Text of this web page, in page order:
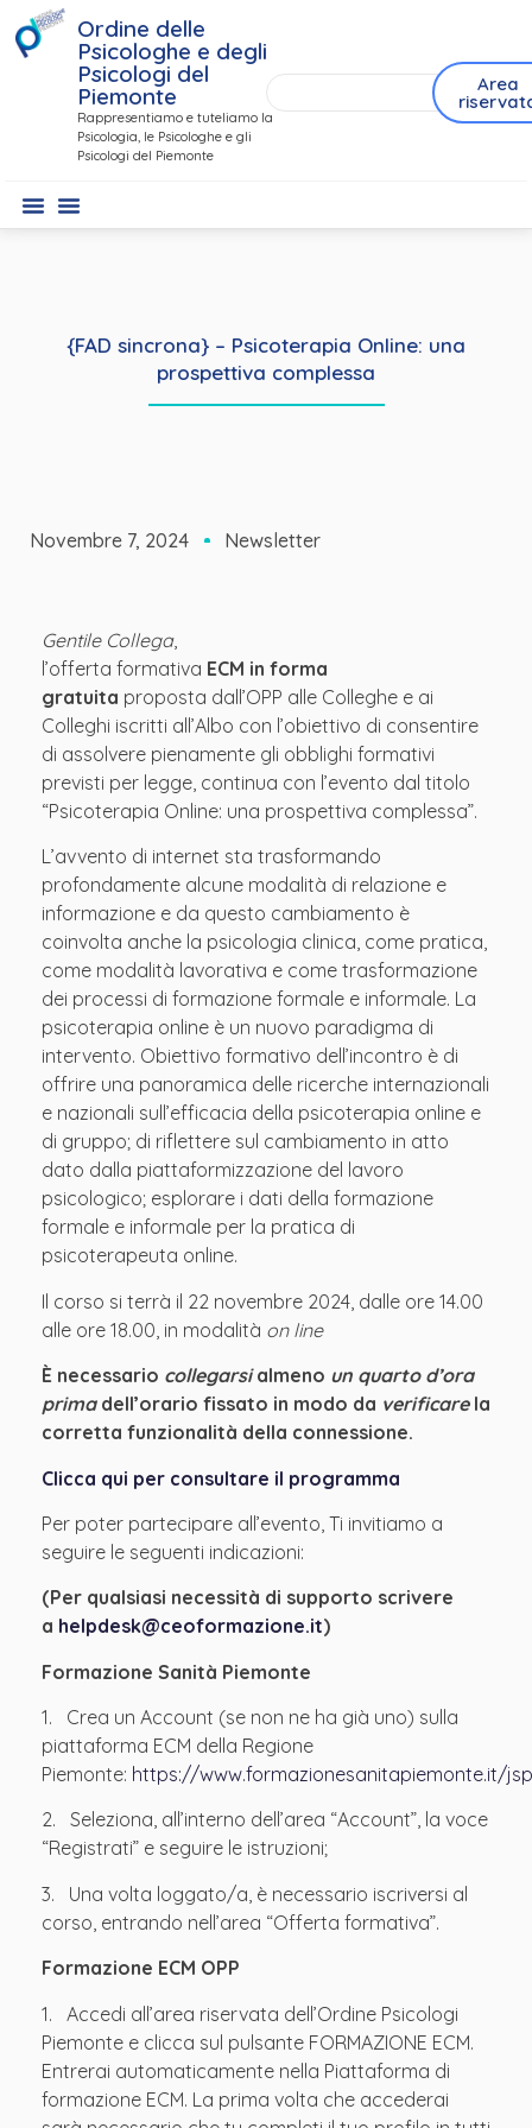
Ordine delle
Psicologhe e degli
Psicologi del
Piemonte
Rappresentiamo e tuteliamo la
Psicologia, le Psicologhe e gli
Psicologi del Piemonte
Area
{FAD sincrona} – Psicoterapia Online: una
prospettiva complessa
Novembre 7, 2024 Newsletter
Gentile Collega,
l’offerta formativa ECM in forma
gratuita proposta dall’OPP alle Colleghe e ai
Colleghi iscritti all’Albo con l’obiettivo di consentire
di assolvere pienamente gli obblighi formativi
previsti per legge, continua con l’evento dal titolo
“Psicoterapia Online: una prospettiva complessa”.
L’avvento di internet sta trasformando
profondamente alcune modalità di relazione e
informazione e da questo cambiamento è
coinvolta anche la psicologia clinica, come pratica,
come modalità lavorativa e come trasformazione
dei processi di formazione formale e informale. La
psicoterapia online è un nuovo paradigma di
intervento. Obiettivo formativo dell’incontro è di
offrire una panoramica delle ricerche internazionali
e nazionali sull’efficacia della psicoterapia online e
di gruppo; di riflettere sul cambiamento in atto
dato dalla piattaformizzazione del lavoro
psicologico; esplorare i dati della formazione
formale e informale per la pratica di
psicoterapeuta online.
Il corso si terrà il 22 novembre 2024, dalle ore 14.00
alle ore 18.00, in modalità on line
È necessario collegarsi almeno un quarto d’ora
primadell’orario fissato in modo da verificarela
corretta funzionalità della connessione.
Clicca qui per consultare il programma
Per poter partecipare all’evento, Ti invitiamo a
seguire le seguenti indicazioni:
(Per qualsiasi necessità di supporto scrivere
a helpdesk@ceoformazione.it)
Formazione Sanità Piemonte
1. Crea un Account (se non ne ha già uno) sulla
piattaforma ECM della Regione
Piemonte: https://www.formazionesanitapiemonte.it/
2. Seleziona, all’interno dell’area “Account”, la voce
“Registrati” e seguire le istruzioni;
3. Una volta loggato/a, è necessario iscriversi al
corso, entrando nell’area “Offerta formativa”.
Formazione ECM OPP
1. Accedi all’area riservata dell’Ordine Psicologi
Piemonte e clicca sul pulsante FORMAZIONE ECM.
Entrerai automaticamente nella Piattaforma di
formazione ECM. La prima volta che accederai